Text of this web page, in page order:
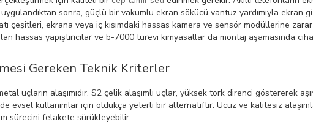
uygulandıktan sonra, güçlü bir vakumlu ekran sökücü vantuz yardımıyla ekran
ekrana veya iç kısımdaki hassas kamera ve sensör modüllerine zarar
hassas yapıştırıcılar ve b-7000 türevi kimyasallar da montaj aşamasında
Gereken Teknik Kriterler
uçların alaşımıdır. S2 çelik alaşımlı uçlar, yüksek tork direnci göstererek
evsel kullanımlar için oldukça yeterli bir alternatiftir. Ucuz ve kalitesiz
sürecini felakete sürükleyebilir.